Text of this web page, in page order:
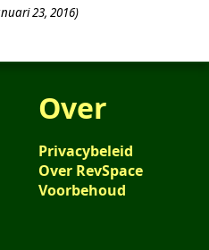
23, 2016)
Over
Privacybeleid
Over RevSpace
Voorbehoud